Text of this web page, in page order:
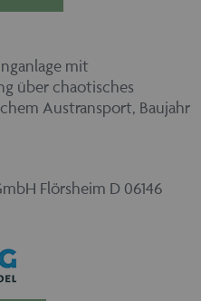
mit
über chaotisches
Austransport, Baujahr
Flörsheim D 06146